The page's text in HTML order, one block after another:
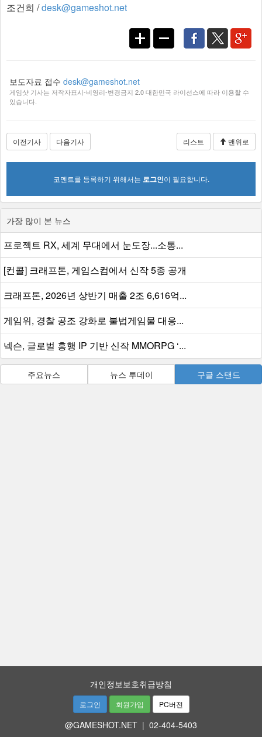
조건희 /desk@gameshot.net
보도자료 접수 desk@gameshot.net
게임샷 기사는 저작자표시-비영리-변경금지 2.0 대한민국 라이선스에 따라 이용할 수
있습니다.
이전기사 다음기사 리스트 맨위로
코멘트를 등록하기 위해서는 로그인이 필요합니다.
가장 많이 본 뉴스
프로젝트 RX, 세계 무대에서 눈도장...소통...
[컨콜] 크래프톤, 게임스컴에서 신작 5종 공개
크래프톤, 2026년 상반기 매출 2조 6,616억...
게임위, 경찰 공조 강화로 불법게임물 대응...
넥슨, 글로벌 흥행 IP 기반 신작 MMORPG ‘...
주요뉴스 뉴스 투데이 구글 스탠드
개인정보보호취급방침
로그인 회원가입 PC버전
@GAMESHOT.NET | 02-404-5403